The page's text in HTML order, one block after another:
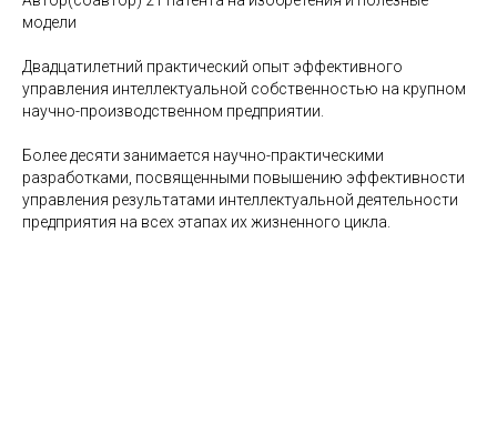
модели
Двадцатилетний практический опыт эффективного
управления интеллектуальной собственностью на крупном
научно-производственном предприятии.
Более десяти занимается научно-практическими
разработками, посвященными повышению эффективности
управления результатами интеллектуальной деятельности
предприятия на всех этапах их жизненного цикла.